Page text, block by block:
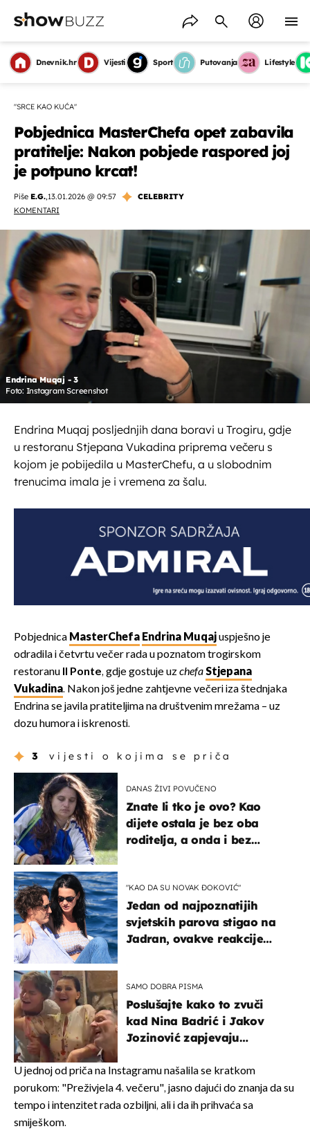
Dnevnik.hr Vijesti Sport Putovanja Lifestyle
"SRCE KAO KUĆA"
Pobjednica MasterChefa opet zabavila
pratitelje: Nakon pobjede raspored joj
je potpuno krcat!
Piše E.G.,13.01.2026 @ 09:57
CELEBRITY
KOMENTARI
Endrina Muqaj - 3
Foto: Instagram Screenshot
Endrina Muqaj posljednjih dana boravi u Trogiru, gdje
u restoranu Stjepana Vukadina priprema večeru s
kojom je pobijedila u MasterChefu, a u slobodnim
trenucima imala je i vremena za šalu.
Pobjednica MasterChefa Endrina Muqajuspješno je
odradila i četvrtu večer rada u poznatom trogirskom
restoranu Il Ponte, gdje gostuje uzchefaStjepana
Vukadina. Nakon još jedne zahtjevne večeri iza štednjaka
Endrina se javila pratiteljima na društvenim mrežama – uz
dozu humora i iskrenosti.
3 vijesti o kojima se priča
DANAS ŽIVI POVUČENO
Znate li tko je ovo? Kao
dijete ostala je bez oba
roditelja, a onda i bez
"KAO DA SU NOVAK ĐOKOVIĆ"
Jedan od najpoznatijih
svjetskih parova stigao na
Jadran, ovakve reakcije
SAMO DOBRA PISMA
Poslušajte kako to zvuči
kad Nina Badrić i Jakov
Jozinović zapjevaju
U jednoj od priča na Instagramu našalila se kratkom
porukom: "Preživjela 4. večeru", jasno dajući do znanja da su
tempo i intenzitet rada ozbiljni, ali i da ih prihvaća sa
smiješkom.
OMOGUĆI OBAVIJESTI